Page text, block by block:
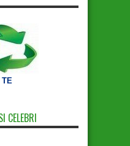
TE
CELEBRI